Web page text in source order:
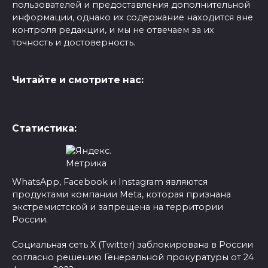
пользователей и предоставления дополнительной
информации, однако их содержание находится вне
контроля редакции, и мы не отвечаем за их
точность и достоверность.
Читайте и смотрите нас:
Статистика:
WhatsApp, Facebook и Instagram являются
продуктами компании Meta, которая признана
экстремистской и запрещена на территории
России.
Социальная сеть X (Twitter) заблокирована в России
согласно решению Генеральной прокуратуры от 24